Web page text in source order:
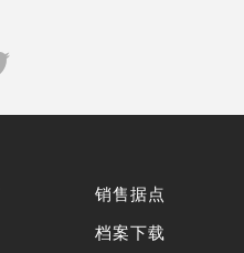
销售据点
档案下载